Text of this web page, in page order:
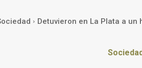
Detuvieron en La Plata a
Sociedad